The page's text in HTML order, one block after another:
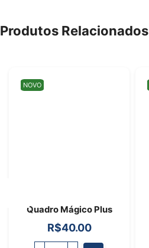
Produtos Relacionados
NOVO
Quadro Mágico Plus
R$40.00